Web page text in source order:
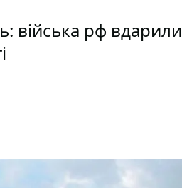
війська рф вдарили